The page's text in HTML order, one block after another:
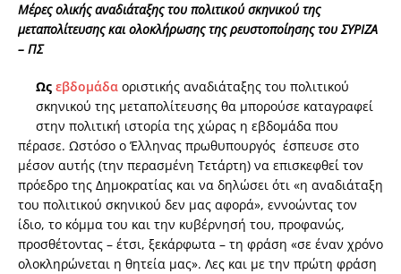
Μέρες ολικής αναδιάταξης του πολιτικού σκηνικού της
μεταπολίτευσης και ολοκλήρωσης της ρευστοποίησης του ΣΥΡΙΖΑ
– ΠΣ
Ως εβδομάδα οριστικής αναδιάταξης του πολιτικού
σκηνικού της μεταπολίτευσης θα μπορούσε καταγραφεί
στην πολιτική ιστορία της χώρας η εβδομάδα που
πέρασε. Ωστόσο ο Έλληνας πρωθυπουργός έσπευσε στο
μέσον αυτής (την περασμένη Τετάρτη) να επισκεφθεί τον
πρόεδρο της Δημοκρατίας και να δηλώσει ότι «η αναδιάταξη
του πολιτικού σκηνικού δεν μας αφορά», εννοώντας τον
ίδιο, το κόμμα του και την κυβέρνησή του, προφανώς,
προσθέτοντας – έτσι, ξεκάρφωτα – τη φράση «σε έναν χρόνο
ολοκληρώνεται η θητεία μας». Λες και με την πρώτη φράση